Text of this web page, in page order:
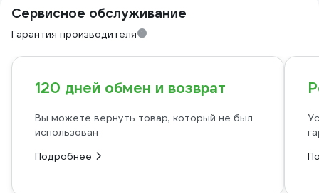
Сервисное обслуживание
Гарантия производителя
120 дней обмен и возврат
Вы можете вернуть товар, который не был
использован
Подробнее